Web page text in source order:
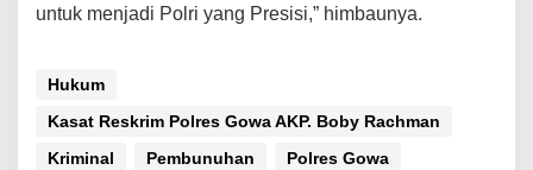
untuk menjadi Polri yang Presisi,” himbaunya.
Hukum
Kasat Reskrim Polres Gowa AKP. Boby Rachman
Kriminal
Pembunuhan Polres Gowa